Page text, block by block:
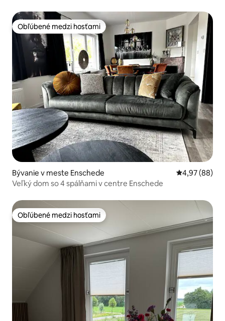
Obľúbené medzi hosťami
Obľúbené medzi hosťami
Bývanie v meste Enschede Priemerné
4,97 (88)
Veľký dom so 4 spálňami v centre Enschede
Obľúbené medzi hosťami
Obľúbené medzi hosťami